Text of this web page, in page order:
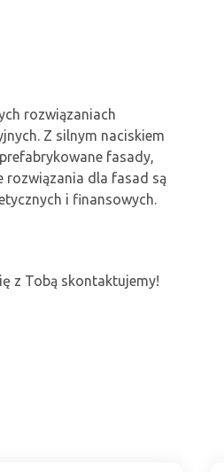
rozwiązaniach
Z silnym naciskiem
fasady,
rozwiązania dla fasad są
i finansowych.
z Tobą skontaktujemy!